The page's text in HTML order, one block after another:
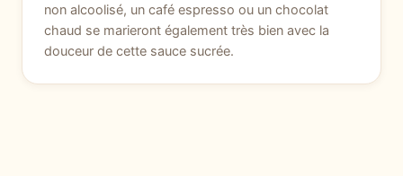
non alcoolisé, un café espresso ou un chocolat
chaud se marieront également très bien avec la
douceur de cette sauce sucrée.